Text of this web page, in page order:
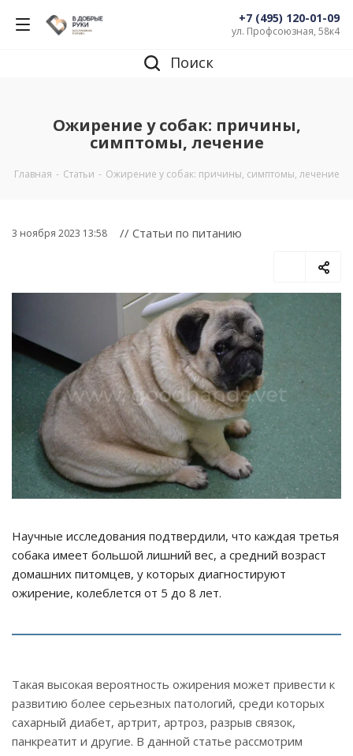
+7 (495) 120-01-09
ул. Профсоюзная, 58к4
Поиск
Ожирение у собак: причины,
симптомы, лечение
Главная - Статьи - Ожирение у собак: причины, симптомы, лечение
3 ноября 2023 13:58 // Статьи по питанию
Научные исследования подтвердили, что каждая третья
собака имеет большой лишний вес, а средний возраст
домашних питомцев, у которых диагностируют
ожирение, колеблется от 5 до 8 лет.
Такая высокая вероятность ожирения может привести к
развитию более серьезных патологий, среди которых
сахарный диабет, артрит, артроз, разрыв связок,
панкреатит и другие. В данной статье рассмотрим